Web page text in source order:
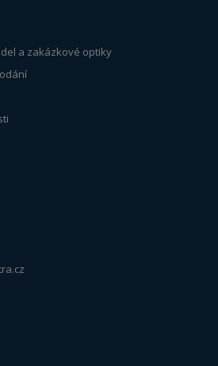
a zakázkové optiky